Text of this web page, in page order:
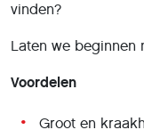
vinden?
Laten we beginnen
Voordelen
Groot en